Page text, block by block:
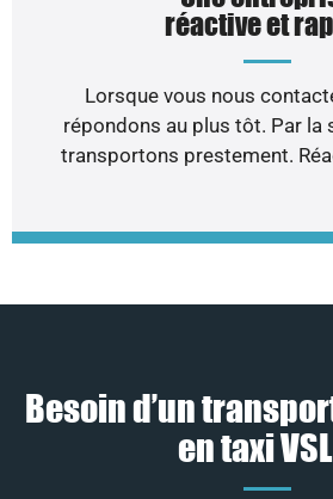
réactive et
Lorsque vous nous
répondons au plus tôt. Par la
transportons prestement.
Besoin d’un
en taxi